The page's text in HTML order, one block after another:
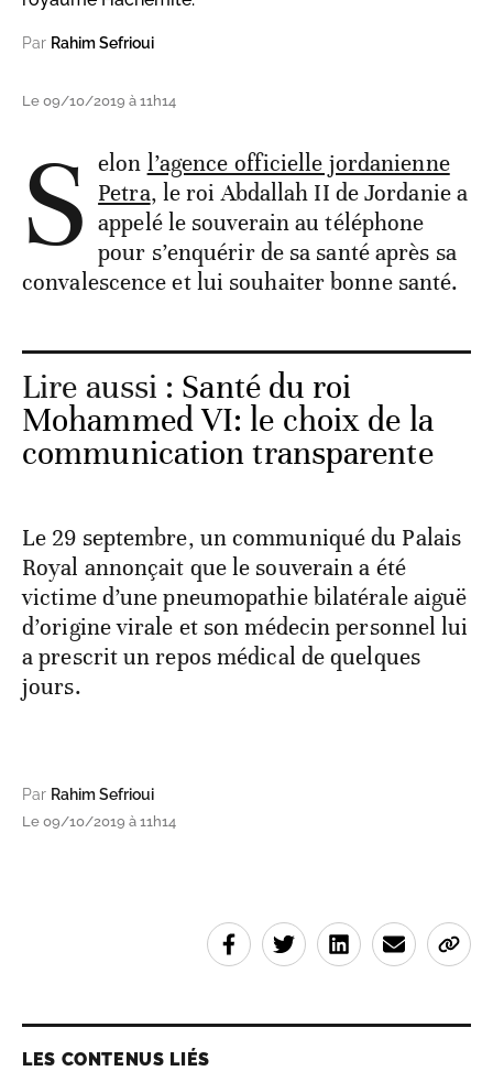
Par Rahim Sefrioui
Le 09/10/2019 à 11h14
S elon l’agence officielle jordanienne
Petra, le roi Abdallah II de Jordanie a
appelé le souverain au téléphone
pour s’enquérir de sa santé après sa
convalescence et lui souhaiter bonne santé.
Lire aussi : Santé du roi
Mohammed VI: le choix de la
communication transparente
Le 29 septembre, un communiqué du Palais
Royal annonçait que le souverain a été
victime d’une pneumopathie bilatérale aiguë
d’origine virale et son médecin personnel lui
a prescrit un repos médical de quelques
jours.
Par Rahim Sefrioui
Le 09/10/2019 à 11h14
LES CONTENUS LIÉS